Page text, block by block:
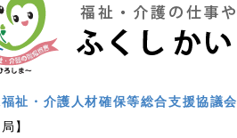
祉・介護人材確保等総合支援協議会
】